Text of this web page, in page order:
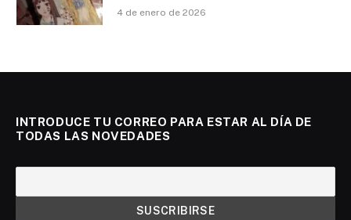
4 de enero de 2026
INTRODUCE TU CORREO PARA ESTAR AL DÍA DE
TODAS LAS NOVEDADES